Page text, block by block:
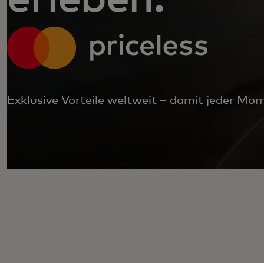
Exklusive Vorteile weltweit – damit jeder